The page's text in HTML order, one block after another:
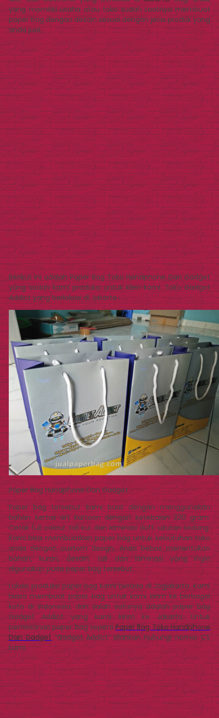
yang memiliki usaha atau toko sudah saatnya membuat
paper bag dengan desain sesuai dengan jenis produk yang
anda jual.
Berikut ini adalah Paper Bag Toko Handphone Dan Gadget
yang sudah kami produksi untuk klien kami. Toko Gadget
Addict yang berlokasi di Jakarta :
Paper Bag Handphone Dan Gadget
Paper bag tersebut kami buat dengan menggunakan
bahan kertas art kartoon dengan ketebalan 230 gram.
Cetak full colour, tali kur dan laminasi doff, ukuran sedang.
Kami bisa membuatkan paper bag untuk kebutuhan toko
anda dengan custom design. Anda bebas menentukan
bahan, kuran, desain, tali dan laminasi yang ingin
digunakan pada paper bag tersebut.
Lokasi produksi paper bag kami berada di Jogjakarta. Kami
biasa membuat paper bag untuk kami kirim ke berbagai
kota di Indonesia, dan salah satunya adalah paper bag
Gadget Addict yang kami kirim ke Jakarta. Untuk
pemesanan paper bag sepertiPaper Bag Toko Handphone
Dan Gadget“Gadget Addict” silahkan hubungi nomor CS
kami.